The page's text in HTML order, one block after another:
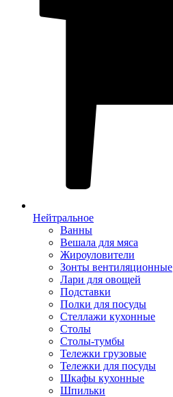
Нейтральное
Ванны
Вешала для мяса
Жироуловители
Зонты вентиляционные
Лари для овощей
Подставки
Полки для посуды
Стеллажи кухонные
Столы
Столы-тумбы
Тележки грузовые
Тележки для посуды
Шкафы кухонные
Шпильки